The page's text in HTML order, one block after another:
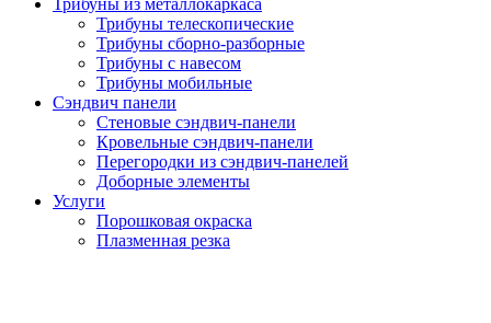
Трибуны телескопические
Трибуны сборно-разборные
Трибуны с навесом
Трибуны мобильные
Сэндвич панели
Стеновые сэндвич-панели
Кровельные сэндвич-панели
Перегородки из сэндвич-панелей
Доборные элементы
Услуги
Порошковая окраска
Плазменная резка